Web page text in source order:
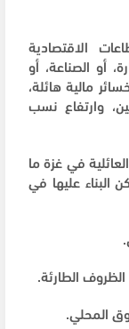
الاقتصادية
أو الصناعة، أو
مالية هائلة،
وارتفاع نسب
في غزة ما
البناء عليها في
الظروف الطارئة.
المحلي.